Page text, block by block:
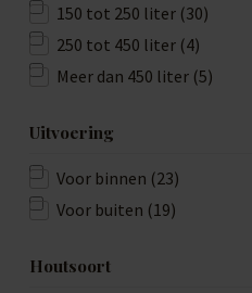
150 tot 250 liter (30)
250 tot 450 liter (4)
Meer dan 450 liter (5)
Uitvoering
Voor binnen (23)
Voor buiten (19)
Houtsoort